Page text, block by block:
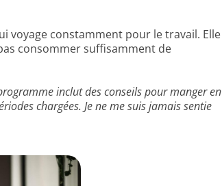
voyage constamment pour le travail. Elle
consommer suffisamment de
inclut des conseils pour manger en
chargées. Je ne me suis jamais sentie